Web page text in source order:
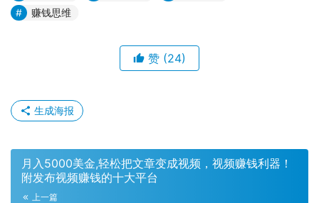
赚钱思维
赞 (24)
生成海报
月入5000美金,轻松把文章变成视频，视频赚钱利器！
附发布视频赚钱的十大平台
上一篇